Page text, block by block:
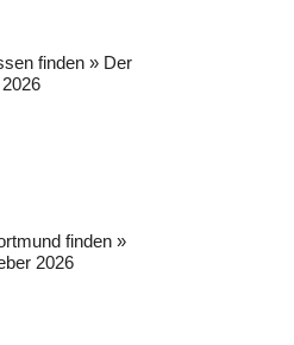
finden » Der
finden »
2026